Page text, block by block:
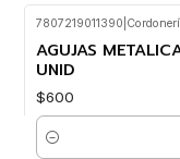
7807219011390
AGUJAS
UNID
$600
Cantidad